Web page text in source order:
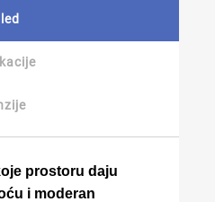
prostoru daju
i moderan